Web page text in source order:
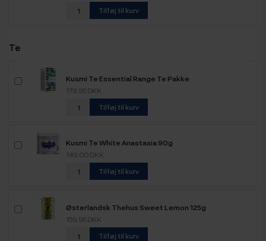
Tilføj til kurv
Te
Kusmi Te Essential Range Te Pakke
179,95 DKK
Tilføj til kurv
Kusmi Te White Anastasia 90g
149,00 DKK
Tilføj til kurv
Østerlandsk Thehus Sweet Lemon 125g
159,95 DKK
Tilføj til kurv